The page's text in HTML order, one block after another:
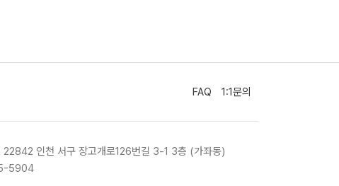
FAQ 1:1문의
22842 인천 서구 장고개로126번길 3-1 3층 (가좌동)
5904